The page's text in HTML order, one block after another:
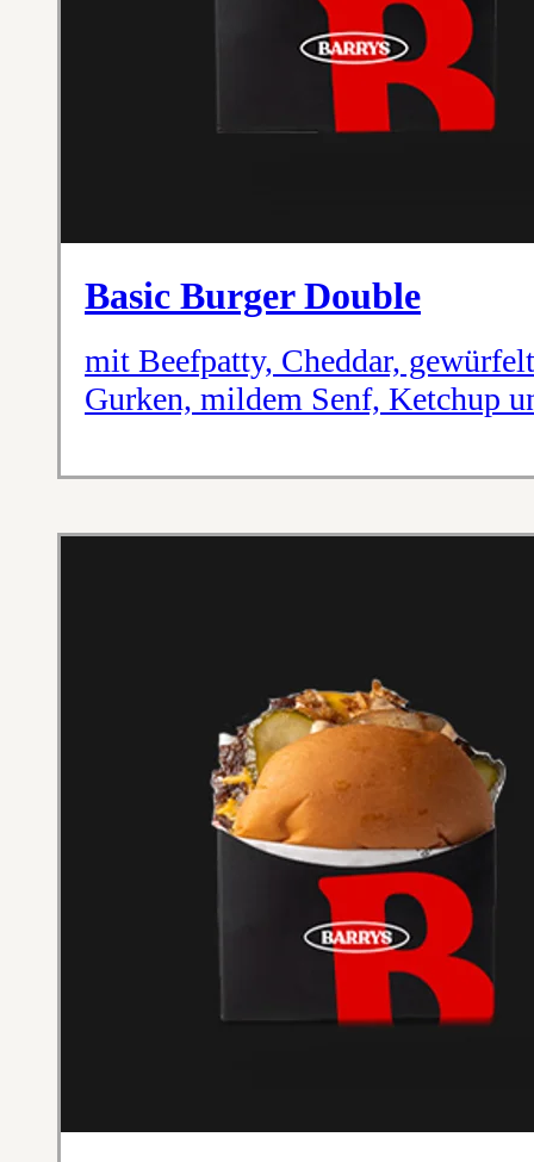
Basic Burger Double
mit Beefpatty, Cheddar,
Gurken, mildem Senf, Ketchup